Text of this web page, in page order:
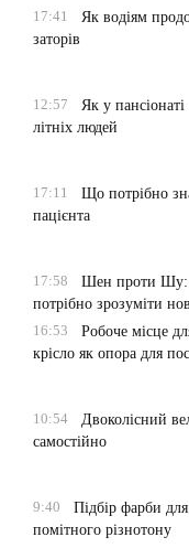
17:41
Як водіям
заторів
12:57
Як у
літніх людей
17:11
Що потрібно
пацієнта
17:58
Шен проти Шу:
потрібно зрозуміти
16:53
Робоче місце
крісло як опора для
10:54
Двоколісний
самостійно
9:40
Підбір фарби
помітного різнотону